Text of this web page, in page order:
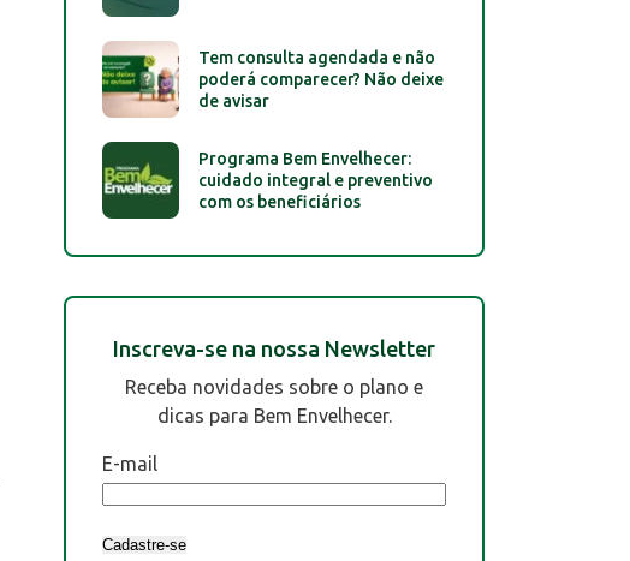
Tem consulta agendada e não
poderá comparecer? Não deixe
de avisar
Programa Bem Envelhecer:
cuidado integral e preventivo
com os beneficiários
Inscreva-se na nossa Newsletter
Receba novidades sobre o plano e
dicas para Bem Envelhecer.
E-mail
Cadastre-se